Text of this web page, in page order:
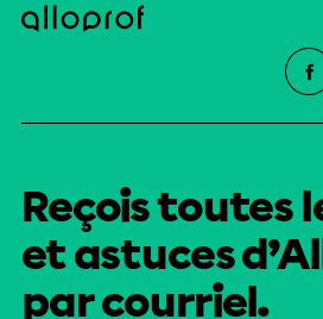
Reçois toutes
et astuces
par courriel.